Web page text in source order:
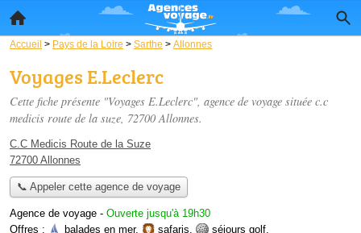
Accueil > Pays de la Loire > Sarthe > Allonnes
Voyages E.Leclerc
Cette fiche présente "Voyages E.Leclerc", agence de voyage située c.c
medicis route de la suze, 72700 Allonnes.
C.C Medicis Route de la Suze
72700 Allonnes
📞 Appeler cette agence de voyage
Agence de voyage - Ouverte jusqu'à 19h30
Offres :
balades en mer, safaris, séjours golf,